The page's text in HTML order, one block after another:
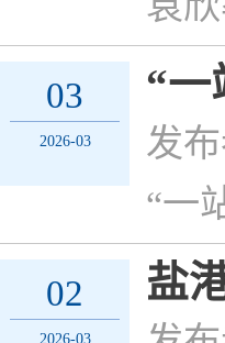
03
2026-03
“一
发
“一
02
2026-03
盐